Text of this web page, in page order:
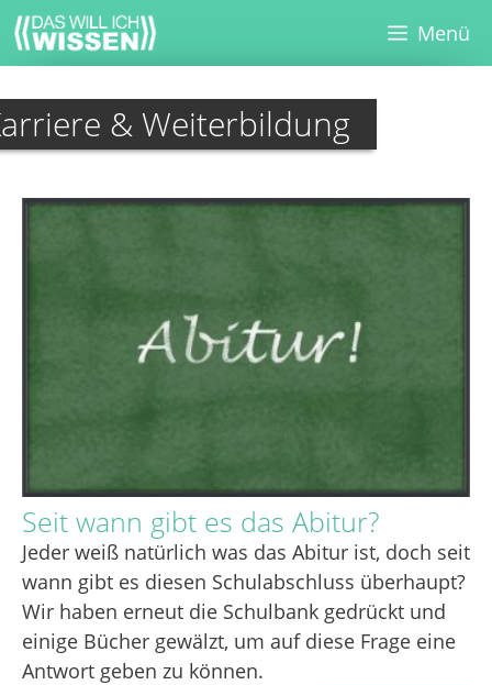
Zum
Inhalt
springen
Menü
& Weiterbildung
Seit wann gibt es das Abitur?
Jeder weiß natürlich was das Abitur ist, doch seit
wann gibt es diesen Schulabschluss überhaupt?
Wir haben erneut die Schulbank gedrückt und
einige Bücher gewälzt, um auf diese Frage eine
Antwort geben zu können.